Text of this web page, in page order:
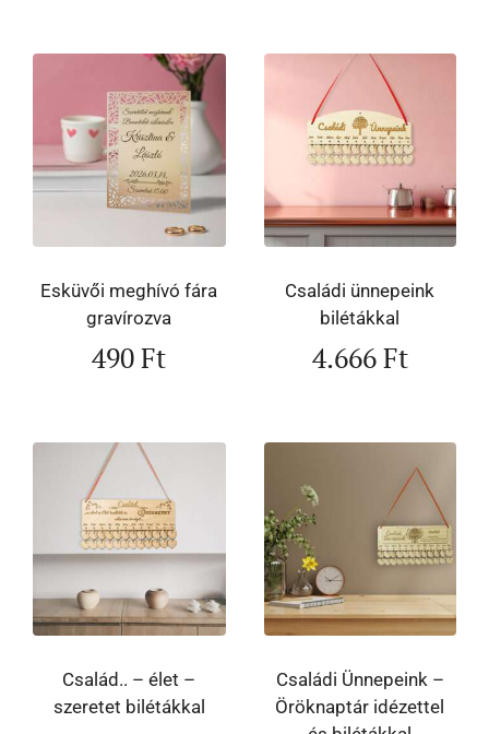
Esküvői meghívó fára
gravírozva
490Ft
Családi ünnepeink
bilétákkal
4.666Ft
Család.. – élet –
szeretet bilétákkal
Családi Ünnepeink –
Öröknaptár idézettel